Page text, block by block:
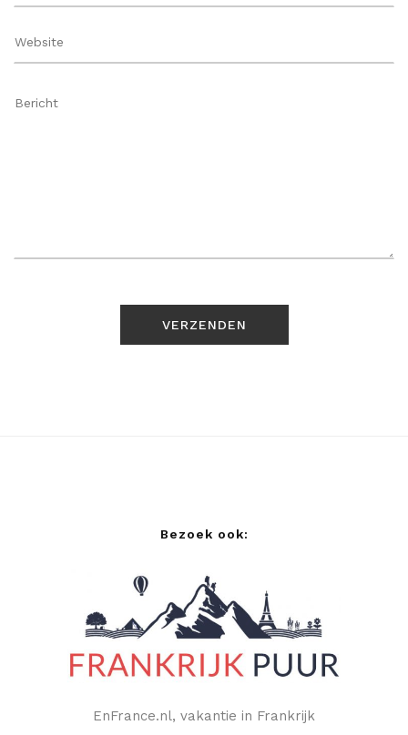
Bezoek ook:
EnFrance.nl, vakantie in Frankrijk